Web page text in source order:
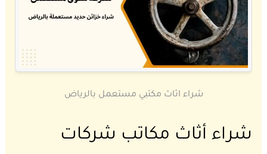
شراء اثاث مكتبي مستعمل بالرياض
شراء أثاث مكاتب شركات